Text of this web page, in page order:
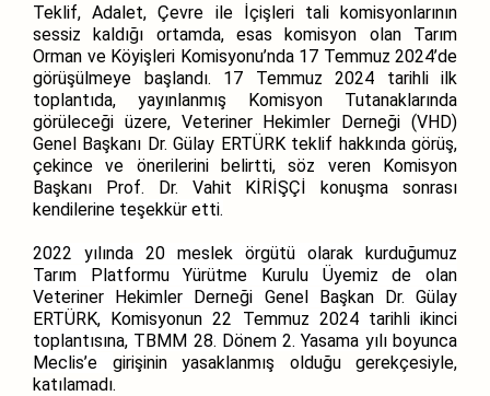
Teklif, Adalet, Çevre ile İçişleri tali komisyonlarının
sessiz kaldığı ortamda, esas komisyon olan Tarım
Orman ve Köyişleri Komisyonu’nda 17 Temmuz 2024’de
görüşülmeye başlandı. 17 Temmuz 2024 tarihli ilk
toplantıda, yayınlanmış Komisyon Tutanaklarında
görüleceği üzere, Veteriner Hekimler Derneği (VHD)
Genel Başkanı Dr. Gülay ERTÜRK teklif hakkında görüş,
çekince ve önerilerini belirtti, söz veren Komisyon
Başkanı Prof. Dr. Vahit KİRİŞÇİ konuşma sonrası
kendilerine teşekkür etti.
2022 yılında 20 meslek örgütü olarak kurduğumuz
Tarım Platformu Yürütme Kurulu Üyemiz de olan
Veteriner Hekimler Derneği Genel Başkan Dr. Gülay
ERTÜRK, Komisyonun 22 Temmuz 2024 tarihli ikinci
toplantısına, TBMM 28. Dönem 2. Yasama yılı boyunca
Meclis’e girişinin yasaklanmış olduğu gerekçesiyle,
katılamadı.